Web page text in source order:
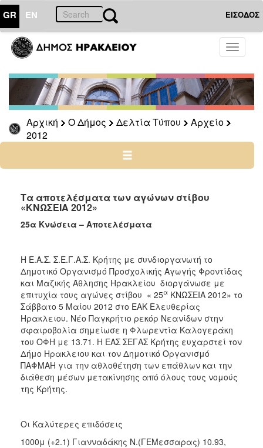
GR EN ΕΙΣΟΔΟΣ
Toggle
Αρχική Ο Δήμος Δελτία Τύπου
Αρχείο
2012
ΔΗΜΟΣ
Δελτία
Τύπου
Αρχείο
2026
2025
2022
2021
2020
2018
2017
2016
2015
2013
2012
2011
2010
Τα αποτελέσματα των αγώνων στίβου
«ΚΝΩΣΕΙΑ 2012»
25α Κνώσεια – Αποτελέσματα
Η Ε.Α.Σ. Σ.Ε.Γ.Α.Σ. Κρήτης με συνδιοργανωτή το
Δημοτικό Οργανισμό Προσχολικής Αγωγής Φροντίδας
και Μαζικής Άθλησης Ηρακλείου διοργάνωσε με
επιτυχία τους αγώνες στίβου « 25α ΚΝΩΣΕΙΑ 2012» το
Σάββατο 5 Μαίου 2012 στο ΕΑΚ Ελευθερίας
Ηρακλειου. Νέο Παγκρήτιο ρεκόρ Νεανίδων στην
σφαιροβολία σημείωσε η Φλωρεντία Καλογεράκη
του ΟΦΗ με 13.71. Η ΕΑΣ ΣΕΓΑΣ Κρήτης ευχαρστεί τον
Δήμο Ηρακλειου και τον Δημοτικό Οργανισμό
ΠΑΦΜΑΗ για την αθλοθέτηση των επάθλων και την
διάθεση μέσων μετακίνησης από όλους τους νομούς
της Κρήτης.
Οι Καλύτερες επιδόσεις
1000μ (+2.1) Γιανναδάκης Ν.(ΓΕΜεσσαρας) 10.93,